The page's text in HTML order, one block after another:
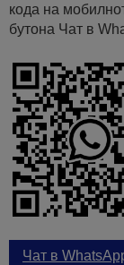
кода на
бутона Чат в
Чат в